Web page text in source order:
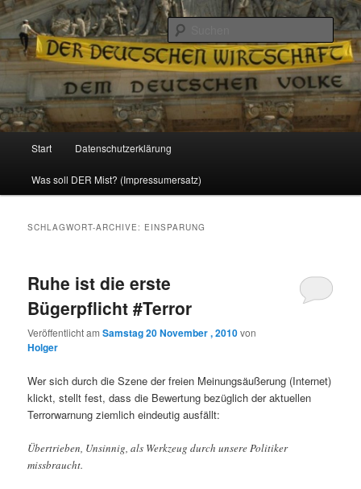
Reizzentrum
Politik, Wirtschaft, Soziales und Gesellschaft
Zum
Inhalt
Zum
sekundären
Start Datenschutzerklärung
Was soll DER Mist? (Impressumersatz)
SCHLAGWORT-ARCHIVE: EINSPARUNG
Ruhe ist die erste
Bügerpflicht #Terror
Veröffentlicht amSamstag 20 November , 2010von
Holger
Wer sich durch die Szene der freien Meinungsäußerung (Internet)
klickt, stellt fest, dass die Bewertung bezüglich der aktuellen
Terrorwarnung ziemlich eindeutig ausfällt:
Übertrieben, Unsinnig, als Werkzeug durch unsere Politiker
missbraucht.